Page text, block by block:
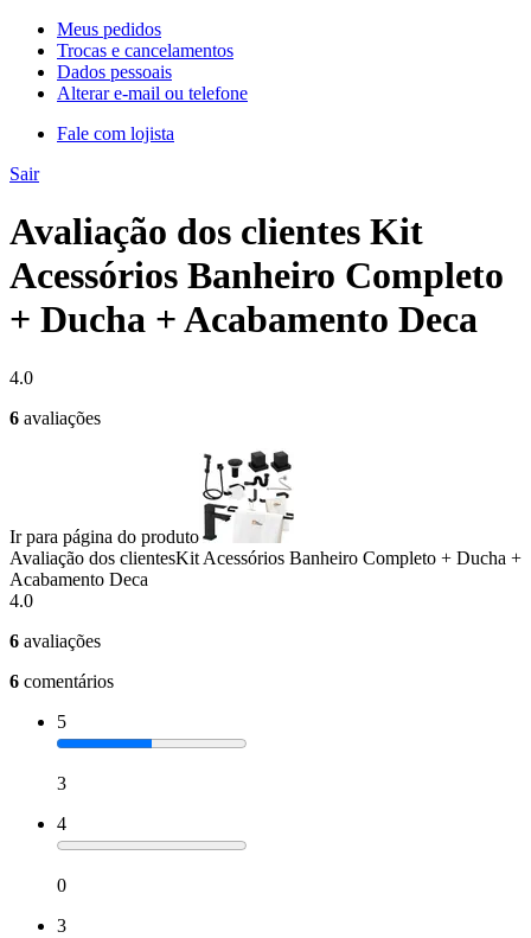
Meus pedidos
Trocas e cancelamentos
Dados pessoais
Alterar e-mail ou telefone
Fale com lojista
Sair
Avaliação dos clientes Kit
Acessórios Banheiro Completo
+ Ducha + Acabamento Deca
4.0
6 avaliações
Ir para página do produto
Avaliação dos clientesKit Acessórios Banheiro Completo + Ducha +
Acabamento Deca
4.0
6 avaliações
6 comentários
5
3
4
0
3